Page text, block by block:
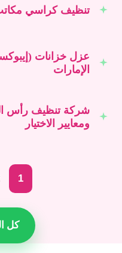
تنظيف كراسي
عزل خزانات
الإمارات
شركة تنظيف رأس
ومعايير الاختيار
1
كل